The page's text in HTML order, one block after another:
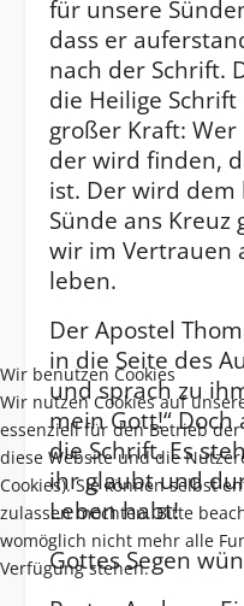
für unsere
dass er
nach der Schrift.
die Heilige
großer Kraft:
der wird finden,
ist. Der wird dem
Sünde ans
wir im Vertrauen
leben.
Der Apostel
in die Seite des
und sprach zu
mein Gott!“
die Schrift. Es
ihr glaubt und
Leben habt!
Gottes Segen
Wir benutzen Cookies
Wir nutzen Cookies auf
essenziell für den Betrieb
diese Website und die
Cookies). Sie können selbst
zulassen möchten. Bitte
womöglich nicht mehr alle
Verfügung stehen.